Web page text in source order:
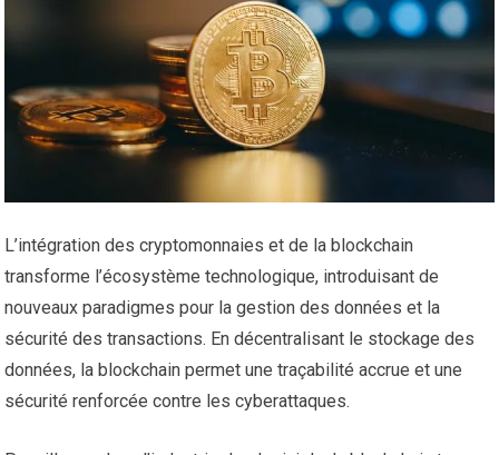
L’intégration des cryptomonnaies et de la blockchain
transforme l’écosystème technologique, introduisant de
nouveaux paradigmes pour la gestion des données et la
sécurité des transactions. En décentralisant le stockage des
données, la blockchain permet une traçabilité accrue et une
sécurité renforcée contre les cyberattaques.